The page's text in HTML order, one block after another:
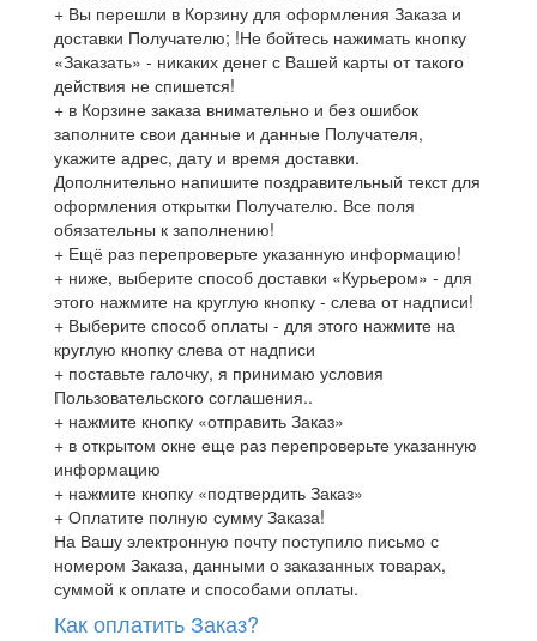
+ Вы перешли в Корзину для оформления Заказа и
доставки Получателю; !Не бойтесь нажимать кнопку
«Заказать» - никаких денег с Вашей карты от такого
действия не спишется!
+ в Корзине заказа внимательно и без ошибок
заполните свои данные и данные Получателя,
укажите адрес, дату и время доставки.
Дополнительно напишите поздравительный текст для
оформления открытки Получателю. Все поля
обязательны к заполнению!
+ Ещё раз перепроверьте указанную информацию!
+ ниже, выберите способ доставки «Курьером» - для
этого нажмите на круглую кнопку - слева от надписи!
+ Выберите способ оплаты - для этого нажмите на
круглую кнопку слева от надписи
+ поставьте галочку, я принимаю условия
Пользовательского соглашения..
+ нажмите кнопку «отправить Заказ»
+ в открытом окне еще раз перепроверьте указанную
информацию
+ нажмите кнопку «подтвердить Заказ»
+ Оплатите полную сумму Заказа!
На Вашу электронную почту поступило письмо с
номером Заказа, данными о заказанных товарах,
суммой к оплате и способами оплаты.
Как оплатить Заказ?